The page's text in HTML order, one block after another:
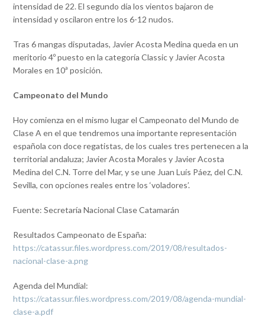
intensidad de 22. El segundo día los vientos bajaron de
intensidad y oscilaron entre los 6-12 nudos.
Tras 6 mangas disputadas, Javier Acosta Medina queda en un
meritorio 4º puesto en la categoría Classic y Javier Acosta
Morales en 10ª posición.
Campeonato del Mundo
Hoy comienza en el mismo lugar el Campeonato del Mundo de
Clase A en el que tendremos una importante representación
española con doce regatistas, de los cuales tres pertenecen a la
territorial andaluza; Javier Acosta Morales y Javier Acosta
Medina del C.N. Torre del Mar, y se une Juan Luís Páez, del C.N.
Sevilla, con opciones reales entre los ‘voladores’.
Fuente: Secretaría Nacional Clase Catamarán
Resultados Campeonato de España:
https://catassur.files.wordpress.com/2019/08/resultados-
nacional-clase-a.png
Agenda del Mundial:
https://catassur.files.wordpress.com/2019/08/agenda-mundial-
clase-a.pdf